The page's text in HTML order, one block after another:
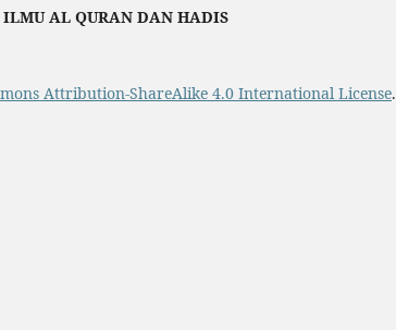
ILMU AL QURAN DAN HADIS
Attribution-ShareAlike 4.0 International License.